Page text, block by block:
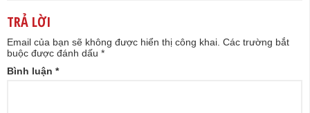
TRẢ LỜI
Email của bạn sẽ không được hiển thị công khai. Các trường bắt
buộc được đánh dấu *
Bình luận *